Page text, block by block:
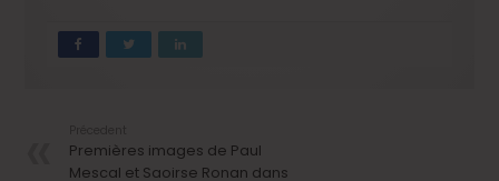
Premières images de Paul
Mescal et Saoirse Ronan dans